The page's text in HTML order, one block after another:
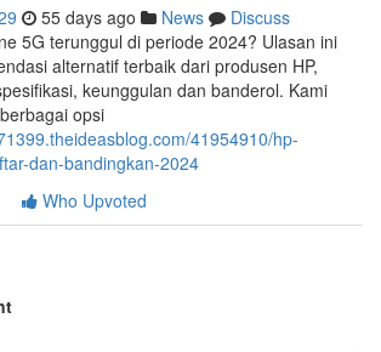
55 days ago News
Discuss
5G terunggul di periode 2024? Ulasan ini
alternatif terbaik dari produsen HP,
keunggulan dan banderol. Kami
opsi
41954910/hp-
dan-bandingkan-2024
Who Upvoted